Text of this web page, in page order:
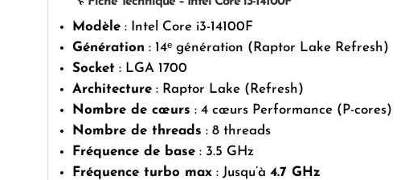
Modèle: Intel Core i3-14100F
Génération : 14ᵉ génération (Raptor Lake Refresh)
Socket: LGA 1700
Architecture: Raptor Lake (Refresh)
Nombre de cœurs : 4 cœurs Performance (P-cores)
Nombre de threads : 8 threads
Fréquence de base: 3.5 GHz
Fréquence turbo max: Jusqu’à 4.7 GHz